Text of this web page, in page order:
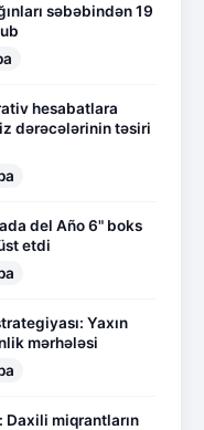
səbəbindən 19
hesabatlara
dərəcələrinin təsiri
del Año 6" boks
etdi
Yaxın
mərhələsi
Daxili miqrantların